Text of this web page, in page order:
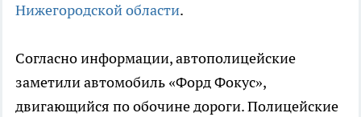
Нижегородской области.
Согласно информации, автополицейские
заметили автомобиль «Форд Фокус»,
двигающийся по обочине дороги. Полицейские